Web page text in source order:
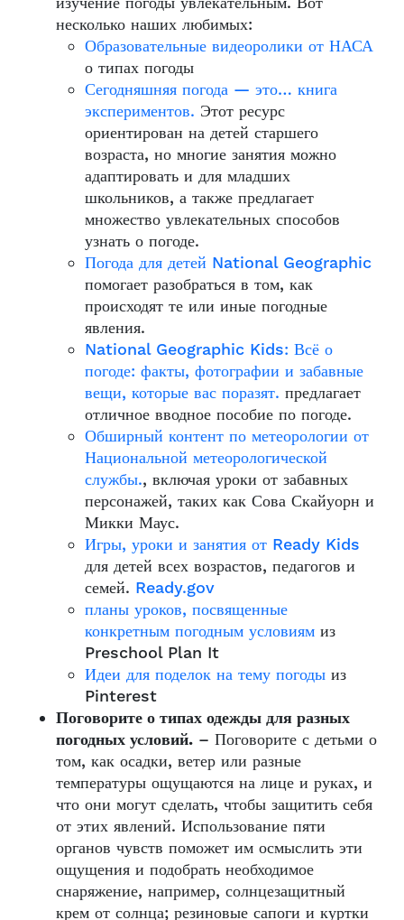
несколько наших любимых:
Образовательные видеоролики от НАСА
о типах погоды
Сегодняшняя погода — это… книга
экспериментов. Этот ресурс
ориентирован на детей старшего
возраста, но многие занятия можно
адаптировать и для младших
школьников, а также предлагает
множество увлекательных способов
узнать о погоде.
Погода для детей National Geographic
помогает разобраться в том, как
происходят те или иные погодные
явления.
National Geographic Kids: Всё о
погоде: факты, фотографии и забавные
вещи, которые вас поразят. предлагает
отличное вводное пособие по погоде.
Обширный контент по метеорологии от
Национальной метеорологической
службы., включая уроки от забавных
персонажей, таких как Сова Скайуорн и
Микки Маус.
Игры, уроки и занятия от Ready Kids
для детей всех возрастов, педагогов и
семей. Ready.gov
планы уроков, посвященные
конкретным погодным условиям из
Preschool Plan It
Идеи для поделок на тему погоды из
Pinterest
Поговорите о типах одежды для разных
погодных условий. – Поговорите с детьми о
том, как осадки, ветер или разные
температуры ощущаются на лице и руках, и
что они могут сделать, чтобы защитить себя
от этих явлений. Использование пяти
органов чувств поможет им осмыслить эти
ощущения и подобрать необходимое
снаряжение, например, солнцезащитный
крем от солнца; резиновые сапоги и куртки